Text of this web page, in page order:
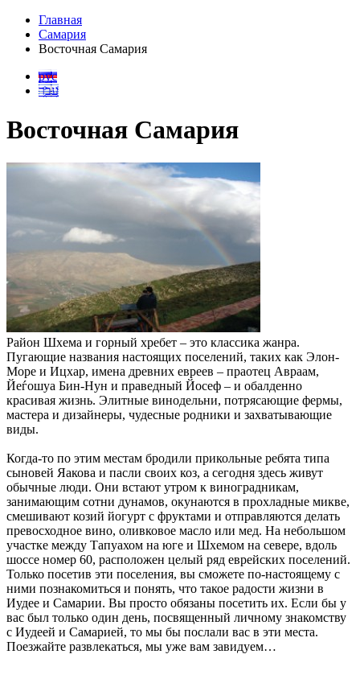
Главная
Самария
Восточная Самария
рус
עבר
Восточная Самария
Район Шхема и горный хребет – это классика жанра.
Пугающие названия настоящих поселений, таких как Элон-
Море и Ицхар, имена древних евреев – праотец Авраам,
Йеѓошуа Бин-Нун и праведный Йосеф – и обалденно
красивая жизнь. Элитные винодельни, потрясающие фермы,
мастера и дизайнеры, чудесные родники и захватывающие
виды.
Когда-то по этим местам бродили прикольные ребята типа
сыновей Яакова и пасли своих коз, а сегодня здесь живут
обычные люди. Они встают утром к виноградникам,
занимающим сотни дунамов, окунаются в прохладные микве,
смешивают козий йогурт с фруктами и отправляются делать
превосходное вино, оливковое масло или мед. На небольшом
участке между Тапуахом на юге и Шхемом на севере, вдоль
шоссе номер 60, расположен целый ряд еврейских поселений.
Только посетив эти поселения, вы сможете по-настоящему с
ними познакомиться и понять, что такое радости жизни в
Иудее и Самарии. Вы просто обязаны посетить их. Если бы у
вас был только один день, посвященный личному знакомству
с Иудеей и Самарией, то мы бы послали вас в эти места.
Поезжайте развлекаться, мы уже вам завидуем…